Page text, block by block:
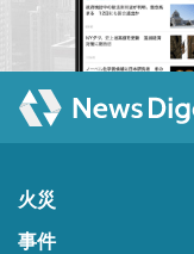
火災
事件